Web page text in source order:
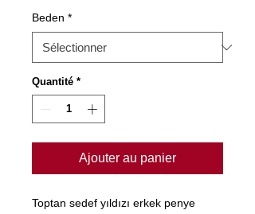
Beden *
Quantité *
Ajouter au panier
Toptan sedef yıldızı erkek penye